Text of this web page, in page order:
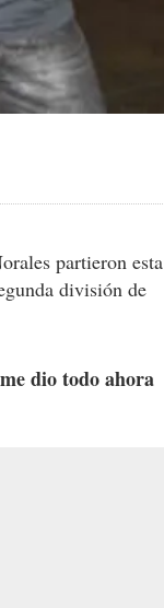
partieron esta
división de
dio todo ahora